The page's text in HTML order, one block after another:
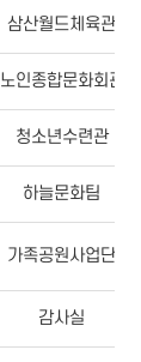
삼산월드체육관
노인종합문화회관
청소년수련관
하늘문화팀
가족공원사업단
감사실